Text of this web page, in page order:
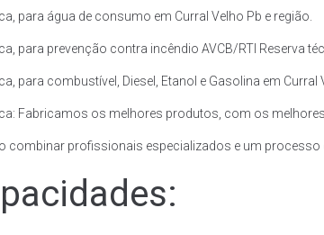
para água de consumo em Curral Velho Pb e região.
para prevenção contra incêndio AVCB/RTI Reserva
para combustível, Diesel, Etanol e Gasolina em Curral
Fabricamos os melhores produtos, com os
combinar profissionais especializados e um